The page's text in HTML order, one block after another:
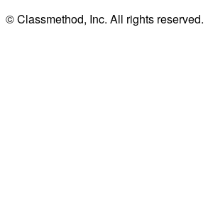
© Classmethod, Inc. All rights reserved.